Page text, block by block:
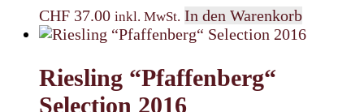
CHF 37.00 inkl. MwSt. In den Warenkorb
Riesling “Pfaffenberg“
Selection 2016